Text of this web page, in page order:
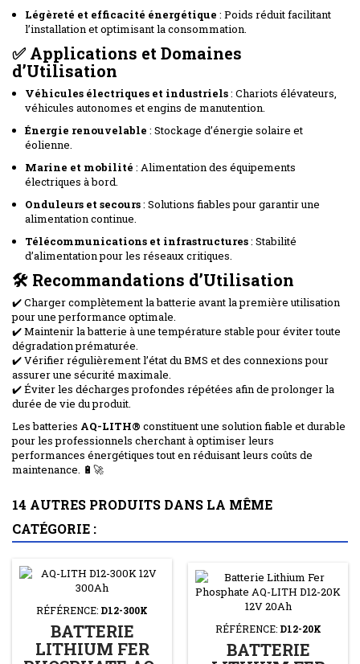
Légèreté et efficacité énergétique : Poids réduit facilitant
l’installation et optimisant la consommation.
✅ Applications et Domaines
d’Utilisation
Véhicules électriques et industriels: Chariots élévateurs,
véhicules autonomes et engins de manutention.
Énergie renouvelable : Stockage d’énergie solaire et
éolienne.
Marine et mobilité : Alimentation des équipements
électriques à bord.
Onduleurs et secours: Solutions fiables pour garantir une
alimentation continue.
Télécommunications et infrastructures: Stabilité
d’alimentation pour les réseaux critiques.
🛠️ Recommandations d’Utilisation
✔️ Charger complètement la batterie avant la première utilisation
pour une performance optimale.
✔️ Maintenir la batterie à une température stable pour éviter toute
dégradation prématurée.
✔️ Vérifier régulièrement l’état du BMS et des connexions pour
assurer une sécurité maximale.
✔️ Éviter les décharges profondes répétées afin de prolonger la
durée de vie du produit.
Les batteries AQ-LITH® constituent une solution fiable et durable
pour les professionnels cherchant à optimiser leurs
performances énergétiques tout en réduisant leurs coûts de
maintenance. 🔋🚀
14 AUTRES PRODUITS DANS LA MÊME
CATÉGORIE :
RÉFÉRENCE: D12-300K
BATTERIE
LITHIUM FER
RÉFÉRENCE: D12-20K
BATTERIE